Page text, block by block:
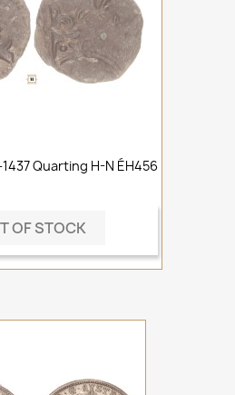
Quarting H-N ÉH456
OF STOCK